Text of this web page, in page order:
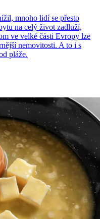
mnoho lidí se přesto
na celý život zadluží,
ve velké části Evropy lze
nemovitosti. A to i s
pláže.